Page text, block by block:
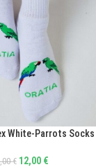
White-Parrots Socks
€ 12,00 €